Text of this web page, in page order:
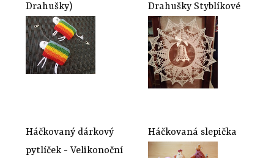
Drahušky)
Drahušky Styblíkové
Háčkovaný dárkový
pytlíček - Velikonoční
Háčkovaná slepička